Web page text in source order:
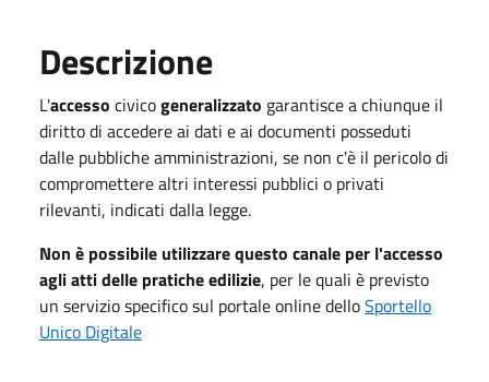
Descrizione
L'accesso civicogeneralizzato garantisce a chiunque il
diritto di accedere ai dati e ai documenti posseduti
dalle pubbliche amministrazioni, se non c'è il pericolo di
compromettere altri interessi pubblici o privati
rilevanti, indicati dalla legge.
Non è possibile utilizzare questo canale per l'accesso
agli atti delle pratiche edilizie, per le quali è previsto
un servizio specifico sul portale online delloSportello
Unico Digitale